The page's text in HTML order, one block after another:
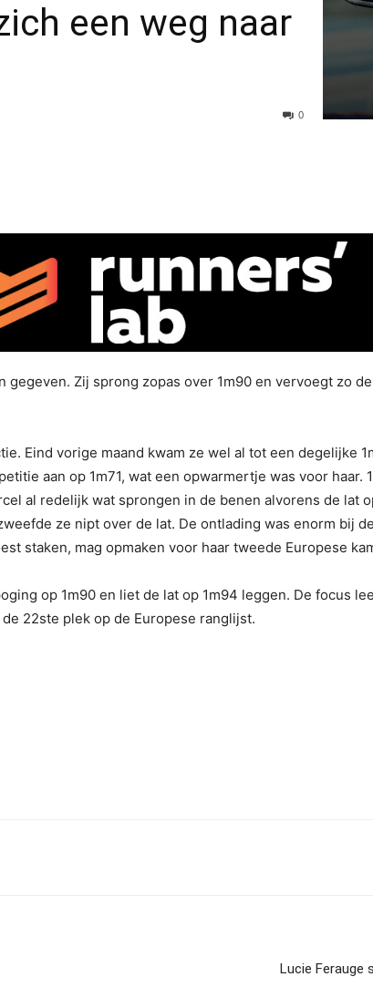
een weg naar
0
Zij sprong zopas over 1m90 en vervoegt zo
Eind vorige maand kwam ze wel al tot een degelijke
aan op 1m71, wat een opwarmertje was voor haar.
al redelijk wat sprongen in de benen alvorens de lat
ze nipt over de lat. De ontlading was enorm bij
staken, mag opmaken voor haar tweede Europese
op 1m90 en liet de lat op 1m94 leggen. De focus
22ste plek op de Europese ranglijst.
Lucie Ferauge